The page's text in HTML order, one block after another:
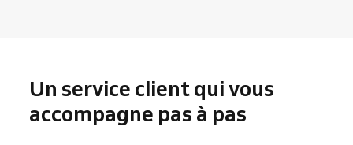
Un service client qui vous
accompagne pas à pas